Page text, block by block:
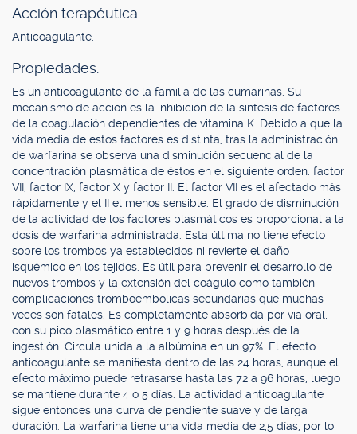
Acción terapéutica.
Anticoagulante.
Propiedades.
Es un anticoagulante de la familia de las cumarinas. Su
mecanismo de acción es la inhibición de la síntesis de factores
de la coagulación dependientes de vitamina K. Debido a que la
vida media de estos factores es distinta, tras la administración
de warfarina se observa una disminución secuencial de la
concentración plasmática de éstos en el siguiente orden: factor
VII, factor IX, factor X y factor II. El factor VII es el afectado más
rápidamente y el II el menos sensible. El grado de disminución
de la actividad de los factores plasmáticos es proporcional a la
dosis de warfarina administrada. Esta última no tiene efecto
sobre los trombos ya establecidos ni revierte el daño
isquémico en los tejidos. Es útil para prevenir el desarrollo de
nuevos trombos y la extensión del coágulo como también
complicaciones tromboembólicas secundarias que muchas
veces son fatales. Es completamente absorbida por vía oral,
con su pico plasmático entre 1 y 9 horas después de la
ingestión. Circula unida a la albúmina en un 97%. El efecto
anticoagulante se manifiesta dentro de las 24 horas, aunque el
efecto máximo puede retrasarse hasta las 72 a 96 horas, luego
se mantiene durante 4 o 5 días. La actividad anticoagulante
sigue entonces una curva de pendiente suave y de larga
duración. La warfarina tiene una vida media de 2,5 días, por lo